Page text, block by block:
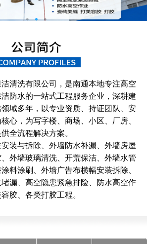
洗有限公司，是南通本地专注高空
防水的一站式工程服务企业，深耕建
域多年，以专业资质、持证团队、安
心，为写字楼、商场、小区、厂房、
全流程解决方案。
与拆除、外墙防水补漏、外墙房屋
外墙玻璃清洗、开荒保洁、外墙水管
料涂刷、外墙广告布横幅安装拆除、
漏、高空隐患紧急排险、防水高空作
胶、各类打胶工程。